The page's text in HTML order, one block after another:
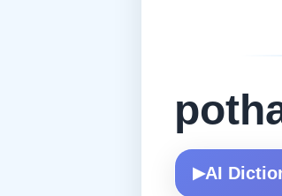
▶AI